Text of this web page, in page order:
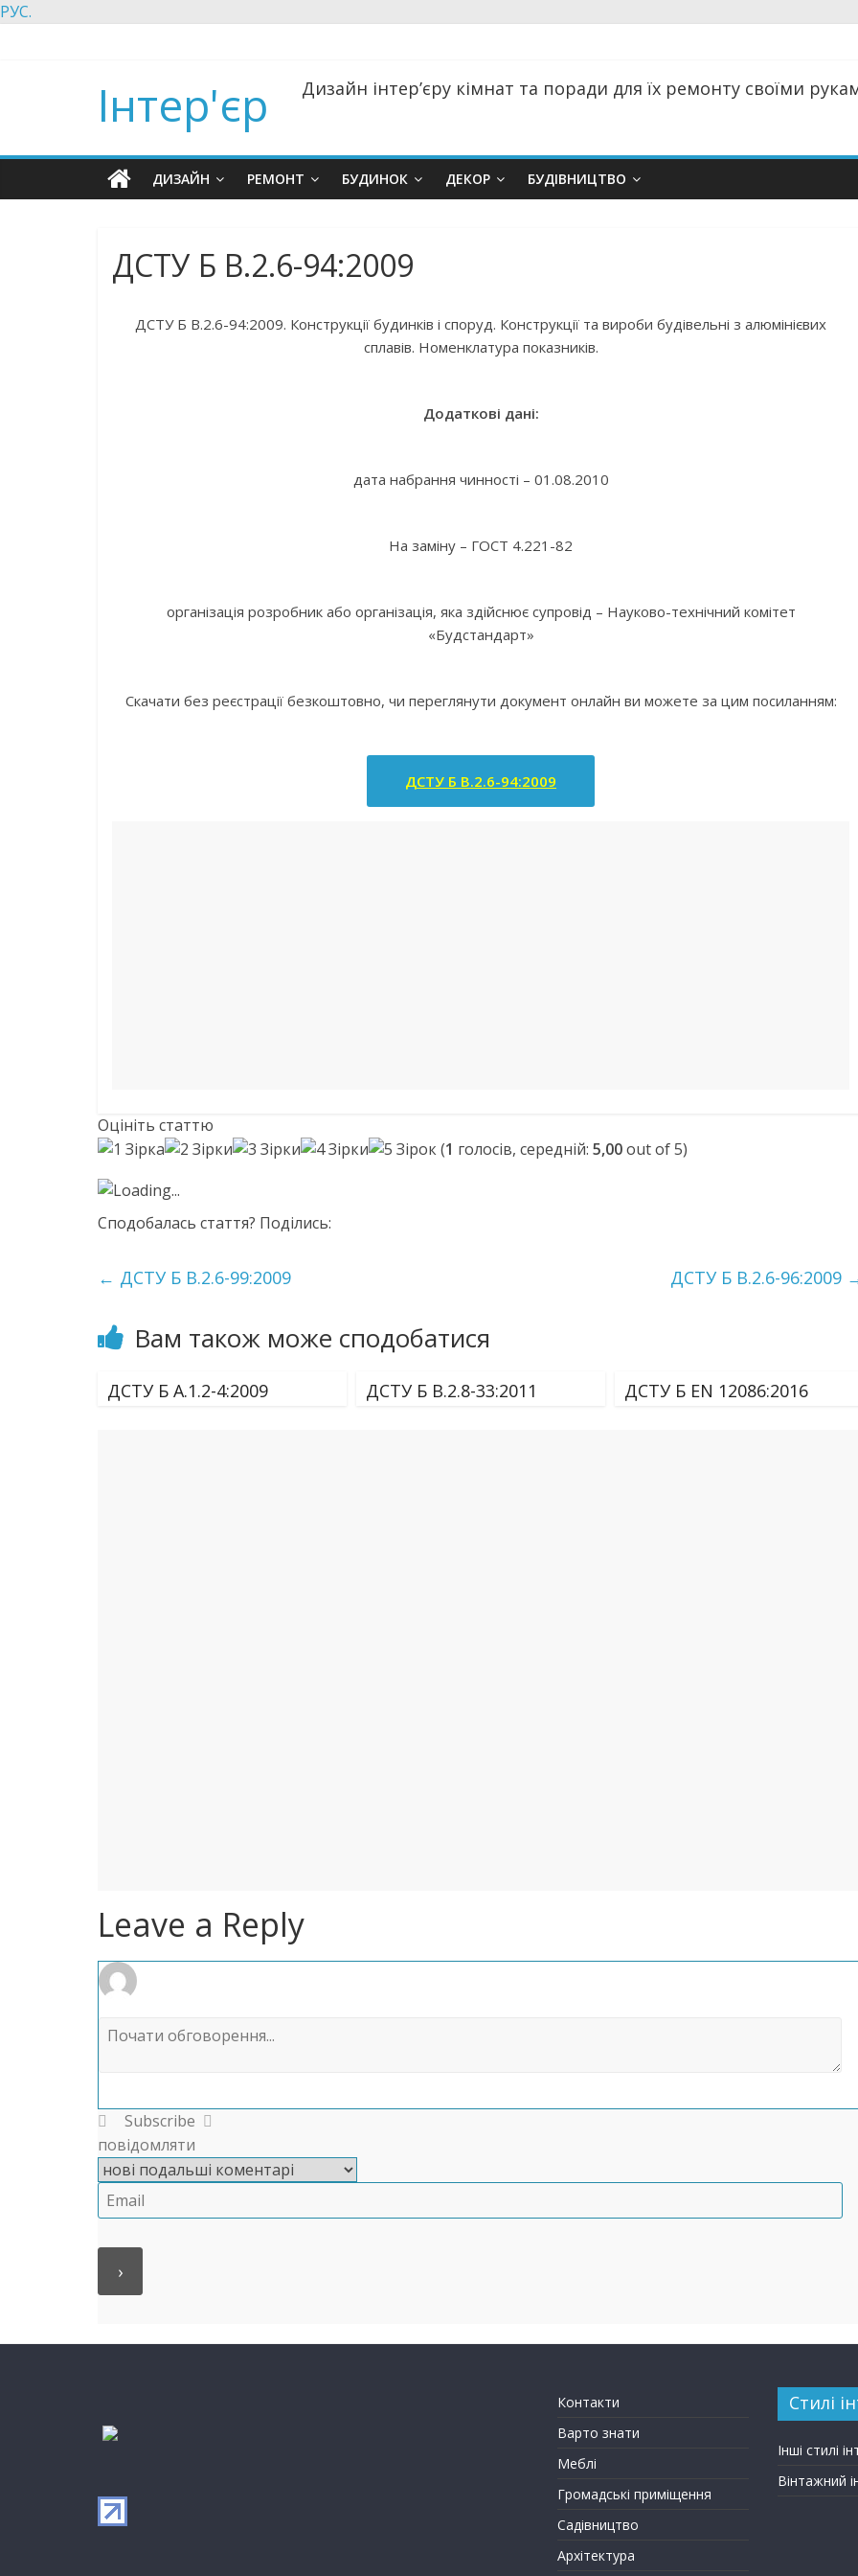
РУС.
Інтер'єр Дизайн інтер’єру кімнат та поради для їх ремонту своїми
ДИЗАЙН РЕМОНТ БУДИНОК ДЕКОР БУДІВНИЦТВО
ДСТУ Б В.2.6-94:2009
ДСТУ Б В.2.6-94:2009. Конструкції будинків і споруд. Конструкції та вироби будівельні з алюмінієвих
сплавів. Номенклатура показників.
Додаткові дані:
дата набрання чинності – 01.08.2010
На заміну – ГОСТ 4.221-82
організація розробник або організація, яка здійснює супровід – Науково-технічний комітет
«Будстандарт»
Скачати без реєстрації безкоштовно, чи переглянути документ онлайн ви можете за цим посиланням:
ДСТУ Б В.2.6-94:2009
Оцініть статтю
(1 голосів, середній: 5,00out of 5)
Loading...
Сподобалась стаття? Поділись:
← ДСТУ Б В.2.6-99:2009 ДСТУ Б В.2.6-96:2009
Вам також може сподобатися
ДСТУ Б А.1.2-4:2009 ДСТУ Б В.2.8-33:2011 ДСТУ Б EN 12086:2016
Leave a Reply
Subscribe
повідомляти
Контакти
Варто знати
Меблі
Громадські приміщення
Садівництво
Архітектура
Стилі
Інші стилі
Вінтажний